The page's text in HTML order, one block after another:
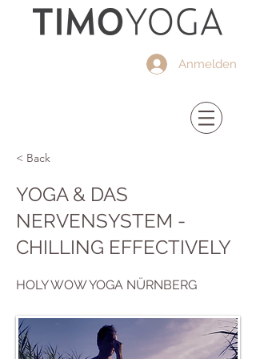
Anmelden
< Back
YOGA & DAS
NERVENSYSTEM -
CHILLING EFFECTIVELY
HOLY WOW YOGA NÜRNBERG